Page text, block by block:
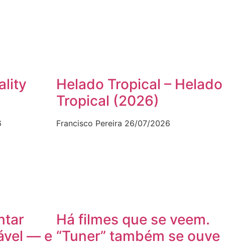
Helado Tropical – Helado
Tropical (2026)
Francisco Pereira 26/07/2026
— e
Há filmes que se veem.
“Tuner” também se ouve